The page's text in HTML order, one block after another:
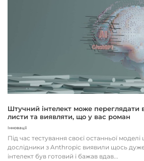
Штучний інтелект може переглядати
листи та виявляти, що у вас роман
Інновації
Під час тестування своєї останньої
дослідники з Anthropic виявили щось
інтелект був готовий і бажав вдав...